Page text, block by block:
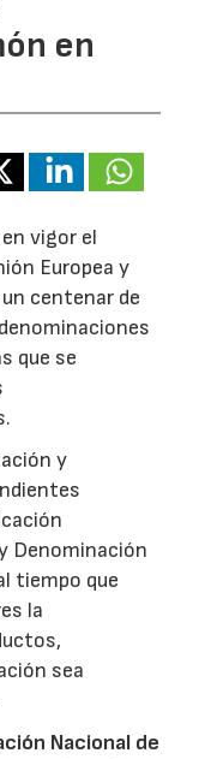
en
vigor el
Europea y
centenar de
que se
y
Denominación
tiempo que
la
sea
Nacional de